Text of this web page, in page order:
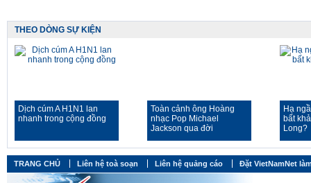
THEO DÒNG SỰ KIỆN
Dịch cúm A H1N1 lan
nhanh trong cộng đồng
Toàn cảnh ông Hoàng
nhạc Pop Michael
Jackson qua đời
Hạ
bất
Long?
TRANG CHỦ Liên hệ toà soạn Liên hệ quảng cáo Đặt VietNamNet